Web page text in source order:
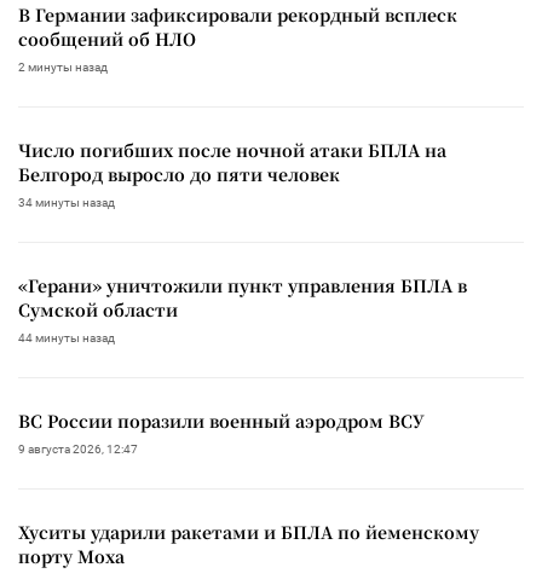
В Германии зафиксировали рекордный всплеск
сообщений об НЛО
2 минуты назад
Число погибших после ночной атаки БПЛА на
Белгород выросло до пяти человек
34 минуты назад
«Герани» уничтожили пункт управления БПЛА в
Сумской области
44 минуты назад
ВС России поразили военный аэродром ВСУ
9 августа 2026, 12:47
Хуситы ударили ракетами и БПЛА по йеменскому
порту Моха